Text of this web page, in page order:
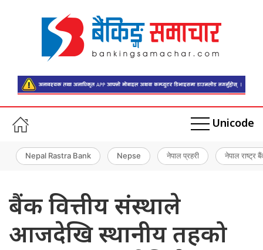
Unicode
Nepal Rastra Bank Nepse नेपाल प्रहरी नेपाल राष्ट्र
बैंक वित्तीय संस्थाले
आजदेखि स्थानीय तहको